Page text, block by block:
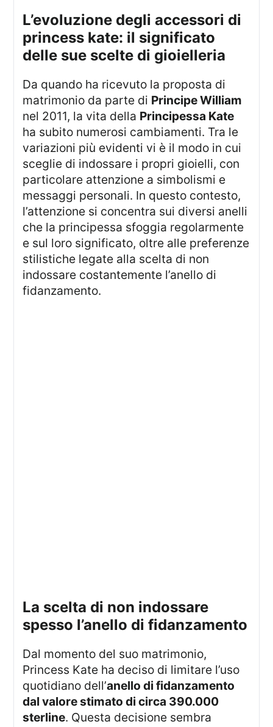
l’evoluzione degli accessori di
princess kate: il significato
delle sue scelte di gioielleria
Da quando ha ricevuto la proposta di
matrimonio da parte di Principe William
nel 2011, la vita della Principessa Kate
ha subito numerosi cambiamenti. Tra le
variazioni più evidenti vi è il modo in cui
sceglie di indossare i propri gioielli, con
particolare attenzione a simbolismi e
messaggi personali. In questo contesto,
l’attenzione si concentra sui diversi anelli
che la principessa sfoggia regolarmente
e sul loro significato, oltre alle preferenze
stilistiche legate alla scelta di non
indossare costantemente l’anello di
fidanzamento.
la scelta di non indossare
spesso l’anello di fidanzamento
Dal momento del suo matrimonio,
Princess Kate ha deciso di limitare l’uso
quotidiano dell’anello di fidanzamento
dal valore stimato di circa 390.000
sterline. Questa decisione sembra